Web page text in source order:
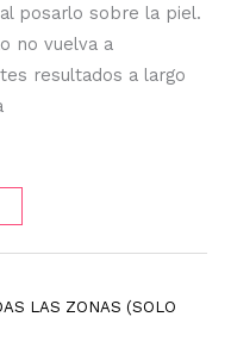
posarlo sobre la piel.
no vuelva a
resultados a largo
LAS ZONAS (SOLO